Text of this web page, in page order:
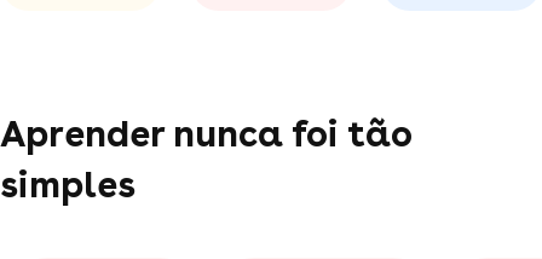
Aprender nunca foi tão
simples